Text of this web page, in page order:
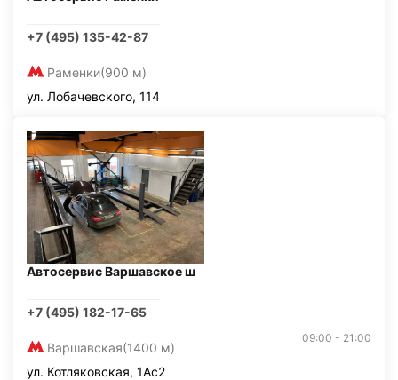
+7 (495) 135-42-87
Раменки(900 м)
ул. Лобачевского, 114
Автосервис Варшавское ш
+7 (495) 182-17-65
Варшавская(1400 м)
09:00 - 21:00
ул. Котляковская, 1Ас2